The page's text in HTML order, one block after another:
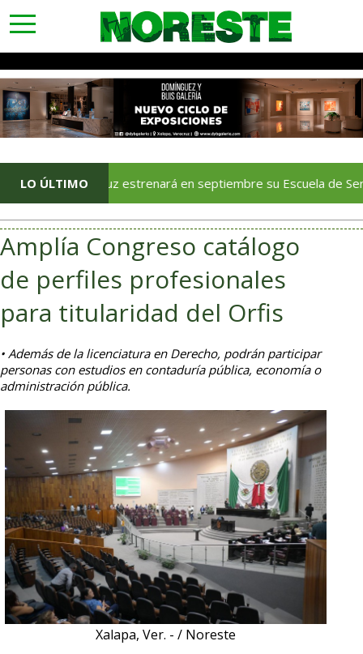
toggle
navigation
LO ÚLTIMO
Veracruz estrenará en septiembre su Escuela de Servicios
Amplía Congreso catálogo
de perfiles profesionales
para titularidad del Orfis
• Además de la licenciatura en Derecho, podrán participar
personas con estudios en contaduría pública, economía o
administración pública.
Xalapa, Ver. - / Noreste